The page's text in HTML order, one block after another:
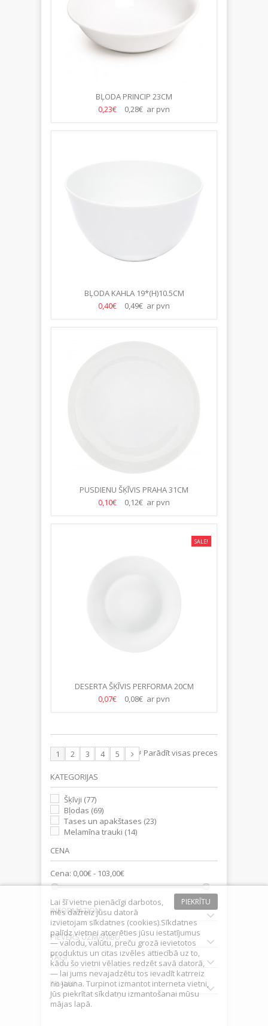
BĻODA PRINCIP 23CM
0,23€
0,28€ ar pvn
BĻODA KAHLA 19*(H)10.5CM
0,40€
0,49€ ar pvn
PUSDIENU ŠĶĪVIS PRAHA 31CM
0,10€
0,12€ ar pvn
SALE!
DESERTA ŠĶĪVIS PERFORMA 20CM
0,07€
0,08€ ar pvn
Parādīt visas preces
1 2 3 4 5
KATEGORIJAS
Šķīvji (77)
Bļodas (69)
Tases un apakštases (23)
Melamīna trauki (14)
CENA
Cena: 0,00€ - 103,00€
INFORMATION
PIEVĒRS UZMANĪBU
TAGI
TRAUKI
PIEKRĪTU
Lai šī vietne pienācīgi darbotos,
mēs dažreiz jūsu datorā
izvietojam sīkdatnes (cookies).Sīkdatnes
palīdz vietnei atcerēties jūsu iestatījumus
— valodu, valūtu, preču grozā ievietotos
produktus un citas izvēles attiecībā uz to,
kādu šo vietni vēlaties redzēt savā datorā,
— lai jums nevajadzētu tos ievadīt katrreiz
no jauna. Turpinot izmantot interneta vietni,
Jūs piekrītat sīkdatņu izmantošanai mūsu
mājas lapā.